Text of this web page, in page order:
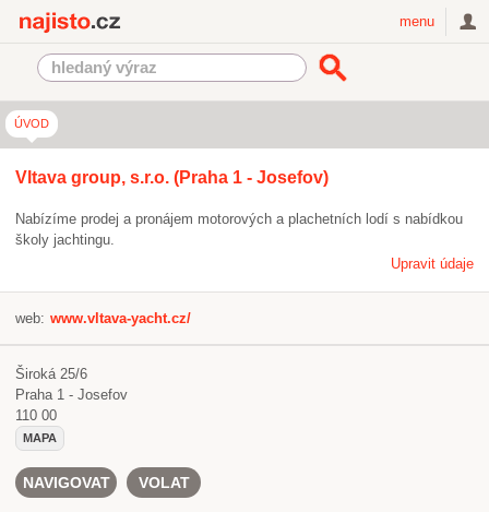
menu
ÚVOD
Vltava group, s.r.o. (Praha 1 - Josefov)
Nabízíme prodej a pronájem motorových a plachetních lodí s nabídkou
školy jachtingu.
Upravit údaje
web: www.vltava-yacht.cz/
Široká 25/6
Praha 1 - Josefov
110 00
MAPA
NAVIGOVAT VOLAT